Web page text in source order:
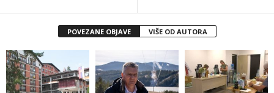
POVEZANE OBJAVE VIŠE OD AUTORA